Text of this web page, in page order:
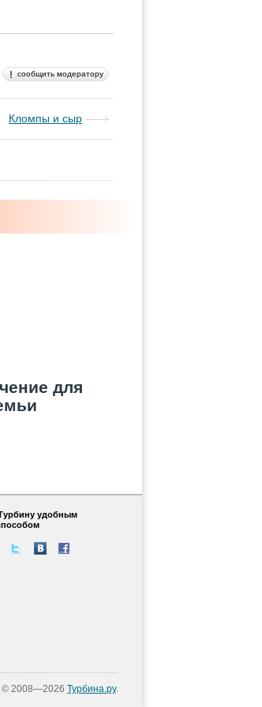
сообщить модератору
Кломпы и сыр
для
удобным
© 2008—2026 Турбина.ру.